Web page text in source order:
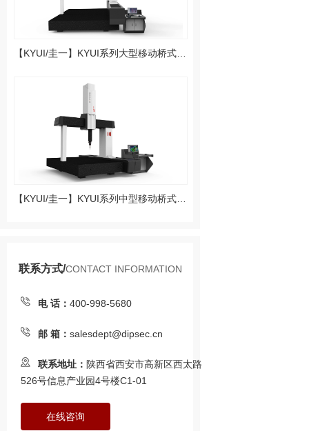
联系方式/CONTACT INFORMATION
电 话： 400-998-5680
邮 箱： salesdept@dipsec.cn
联系地址： 陕西省西安市高新区西太路
526号信息产业园4号楼C1-01
在线咨询